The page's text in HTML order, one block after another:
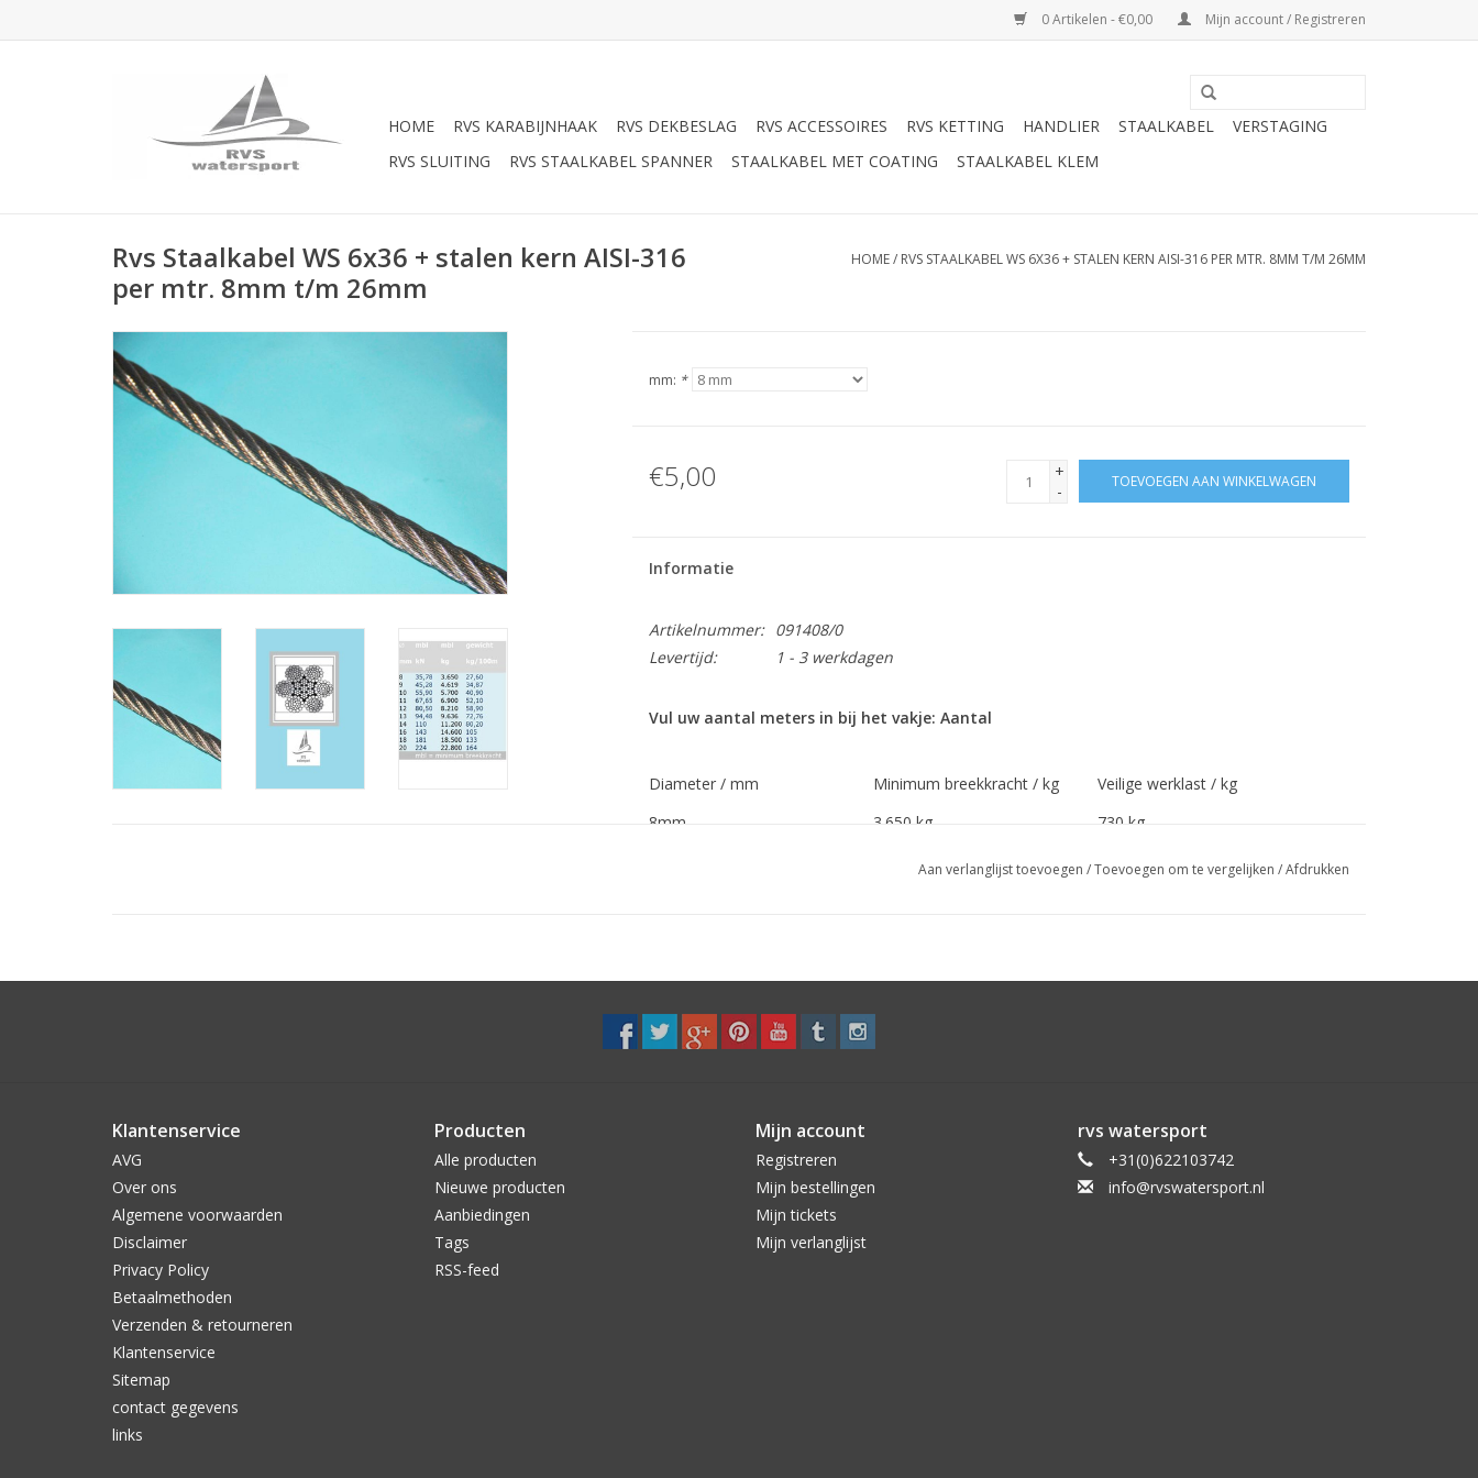
0 Artikelen - €0,00 Mijn account / Registreren
HOME RVS KARABIJNHAAK RVS DEKBESLAG RVS ACCESSOIRES RVS KETTING HANDLIER STAALKABEL
VERSTAGING
RVS SLUITING
RVS STAALKABEL SPANNER STAALKABEL MET COATING STAALKABEL KLEM
Rvs Staalkabel WS 6x36 + stalen kern AISI-316
per mtr. 8mm t/m 26mm
HOME/ RVS STAALKABEL WS 6X36 + STALEN KERN AISI-316 PER MTR. 8MM T/M 26MM
mm: *
€5,00
+
-
TOEVOEGEN AAN WINKELWAGEN
Informatie
Artikelnummer:
091408/0
Levertijd:
1 - 3 werkdagen
Vul uw aantal meters in bij het vakje: Aantal
Diameter / mm Minimum breekkracht / kg
Veilige werklast / kg
8mm
3.650 kg
730 kg
4.619 kg
924 kg
12mm
8.210 kg
1.642 kg
13mm
9.636 kg
14mm
11.200 kg
3.700 kg
4.560 kg
Aan verlanglijst toevoegen /Toevoegen om te vergelijken /Afdrukken
Klantenservice
AVG
Over ons
Algemene voorwaarden
Disclaimer
Privacy Policy
Betaalmethoden
Verzenden & retourneren
Klantenservice
Sitemap
contact gegevens
links
Producten
Alle producten
Nieuwe producten
Aanbiedingen
Tags
RSS-feed
Mijn account
Registreren
Mijn bestellingen
Mijn tickets
Mijn verlanglijst
rvs watersport
+31(0)622103742
info@rvswatersport.nl